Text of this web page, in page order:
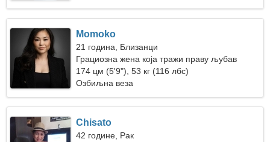
Momoko
21 година, Близанци
Грациозна жена која тражи праву љубав
174 цм (5'9"), 53 кг (116 лбс)
Озбиљна веза
Chisato
42 године, Рак